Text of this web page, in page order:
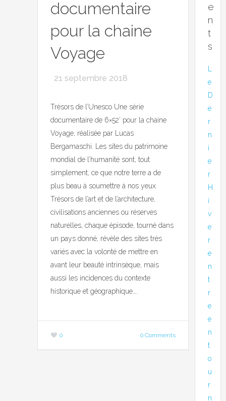
documentaire
pour la chaine
Voyage
21 septembre 2018
Trésors de l’Unesco Une série
documentaire de 6×52’ pour la chaine
Voyage, réalisée par Lucas
Bergamaschi. Les sites du patrimoine
mondial de l’humanité sont, tout
simplement, ce que notre terre a de
plus beau à soumettre à nos yeux.
Trésors de l’art et de l’architecture,
civilisations anciennes ou réserves
naturelles, chaque épisode, tourné dans
un pays donné, révèle des sites très
variés avec la volonté de mettre en
avant leur beauté intrinsèque, mais
aussi les incidences du contexte
historique et géographique….
0 0 Comments
e
n
t
s
e
D
e
r
n
i
e
r
H
i
v
e
r
e
n
t
r
e
e
n
t
o
u
r
n